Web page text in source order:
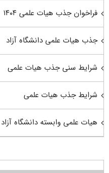
فراخوان جذب هیات علمی ۱۴۰۴
جذب هیات علمی دانشگاه آزاد
شرایط سنی جذب هیات علمی
شرایط جذب هیات علمی
هیات علمی وابسته دانشگاه آزاد